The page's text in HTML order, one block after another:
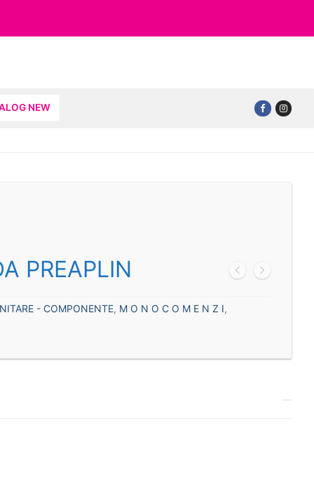
NEW
PREAPLIN
- COMPONENTE, M O N O C O M E N Z I,